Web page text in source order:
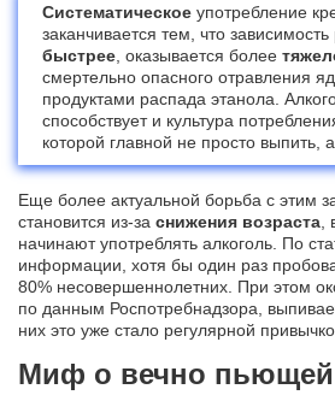
Систематическое употребление
заканчивается тем, что зависимость
быстрее , оказывается более
смертельно опасного отравления
продуктами распада этанола.
способствует и культура
которой главной не просто выпить,
Еще более актуальной борьба с этим
становится из-за снижения возраста
начинают употреблять алкоголь. По
информации, хотя бы один раз
80% несовершеннолетних. При этом
по данным Роспотребнадзора,
них это уже стало регулярной
Миф о вечно пьющей